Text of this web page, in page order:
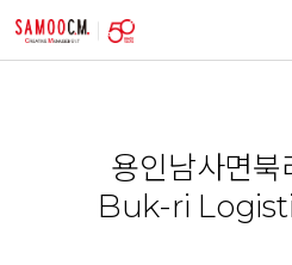
samoocm
용인남사면북
Buk-ri